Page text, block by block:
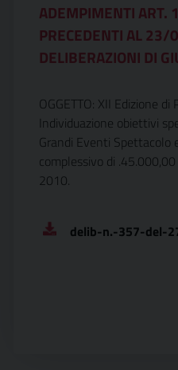
ADEMPIMENTI
PRECEDENTI AL
DELIBERAZIONI DI
OGGETTO: XII Edizione di
Individuazione obiettivi
Grandi Eventi Spettacolo
complessivo di
2010.
delib-n.-357-del-